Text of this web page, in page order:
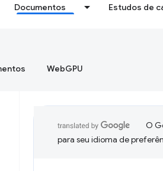
Documentos Estudos de
WebGPU
O
para seu idioma de